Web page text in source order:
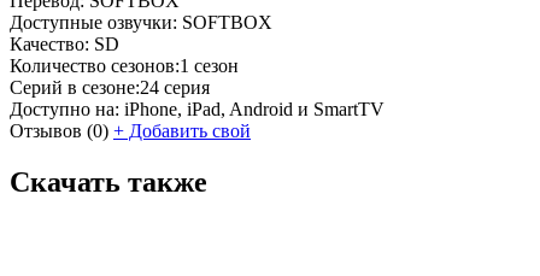
Доступные озвучки: SOFTBOX
Качество: SD
Количество сезонов:1 сезон
Серий в сезоне:24 серия
Доступно на: iPhone, iPad, Android и SmartTV
Отзывов (0) + Добавить свой
Скачать также